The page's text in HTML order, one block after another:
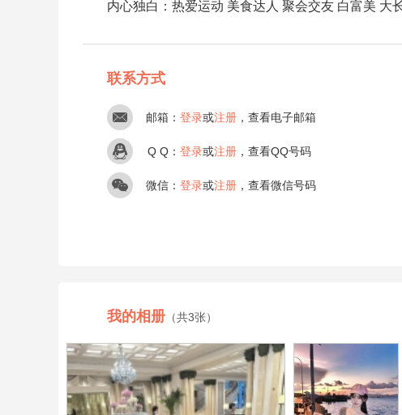
内心独白：热爱运动 美食达人 聚会交友 白富美 大
联系方式
邮箱： 登录或注册 ，查看电子邮箱
Q Q： 登录或注册 ，查看QQ号码
微信： 登录或注册 ，查看微信号码
我的相册 （共3张）